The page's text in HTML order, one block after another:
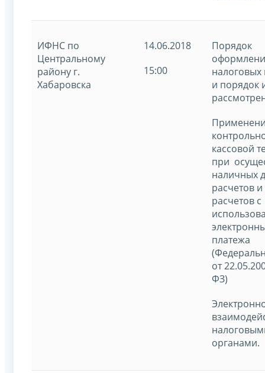
ИФНС по
Центральному
району г.
Хабаровска
14.06.2018
15:00
Порядок
и порядок
кассовой
при
наличных
расчетов
расчетов с
платежа
от
ФЗ)
органами.